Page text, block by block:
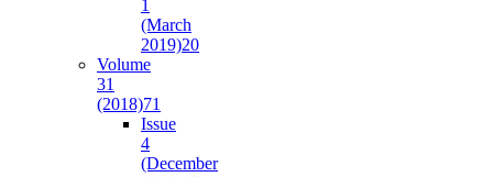
1
(March
2019)20
Volume
31
(2018)71
Issue
4
(December